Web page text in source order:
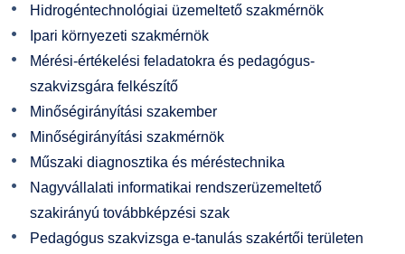
Hidrogéntechnológiai üzemeltető szakmérnök
Ipari környezeti szakmérnök
Mérési-értékelési feladatokra és pedagógus-
szakvizsgára felkészítő
Minőségirányítási szakember
Minőségirányítási szakmérnök
Műszaki diagnosztika és méréstechnika
Nagyvállalati informatikai rendszerüzemeltető
szakirányú továbbképzési szak
Pedagógus szakvizsga e-tanulás szakértői területen